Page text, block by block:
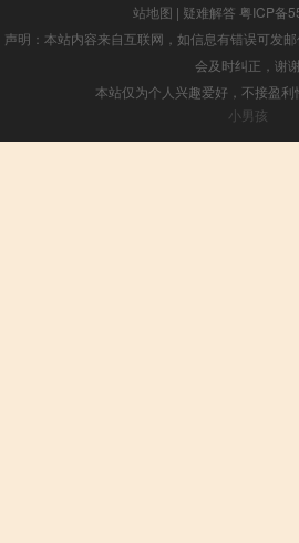
站地图 | 疑难解答 粤ICP备
声明：本站内容来自互联网，如信息有错误可发
会及时纠正，谢谢
本站仅为个人兴趣爱好，不接盈
小男孩